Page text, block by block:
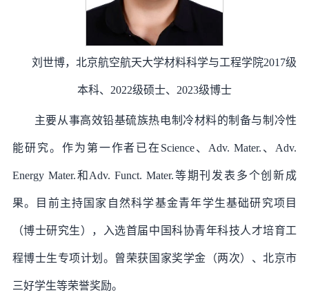
刘世博，北京航空航天大学材料科学与工程学院2017级
本科、2022级硕士、2023级博士
主要从事高效铅基硫族热电制冷材料的制备与制冷性
能研究。作为第一作者已在Science、Adv. Mater.、Adv.
Energy Mater.和Adv. Funct. Mater.等期刊发表多个创新成
果。目前主持国家自然科学基金青年学生基础研究项目
（博士研究生），入选首届中国科协青年科技人才培育工
程博士生专项计划。曾荣获国家奖学金（两次）、北京市
三好学生等荣誉奖励。